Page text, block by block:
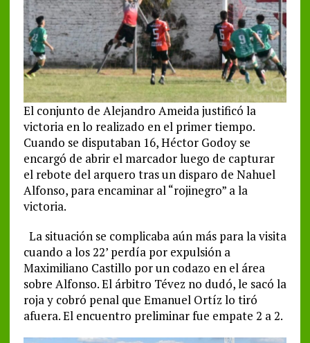
El conjunto de Alejandro Ameida justificó la
victoria en lo realizado en el primer tiempo.
Cuando se disputaban 16, Héctor Godoy se
encargó de abrir el marcador luego de capturar
el rebote del arquero tras un disparo de Nahuel
Alfonso, para encaminar al “rojinegro” a la
victoria.
La situación se complicaba aún más para la visita
cuando a los 22’ perdía por expulsión a
Maximiliano Castillo por un codazo en el área
sobre Alfonso. El árbitro Tévez no dudó, le sacó la
roja y cobró penal que Emanuel Ortíz lo tiró
afuera. El encuentro preliminar fue empate 2 a 2.